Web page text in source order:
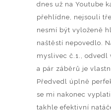
dnes už na Youtube
přehlídne, nejsouli
nesmí být vyloženě
naštěstí nepovedlo.
myslivec č.1., odvedl
a pár záběrů je
Předvedl úplně
se mi nakonec
takhle efektivní